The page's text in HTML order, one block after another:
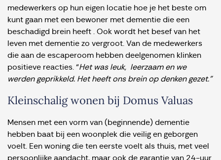
medewerkers op hun eigen locatie hoe je het beste om
kunt gaan met een bewoner met dementie die een
beschadigd brein heeft . Ook wordt het besef van het
leven met dementie zo vergroot. Van de medewerkers
die aan de escaperoom hebben deelgenomen klinken
positieve reacties. “Het was leuk, leerzaam en we
werden geprikkeld. Het heeft ons brein op denken gezet.”
Kleinschalig wonen bij Domus Valuas
Mensen met een vorm van (beginnende) dementie
hebben baat bij een woonplek die veilig en geborgen
voelt. Een woning die ten eerste voelt als thuis, met veel
persoonlijke aandacht, maar ook de garantie van 24-uur